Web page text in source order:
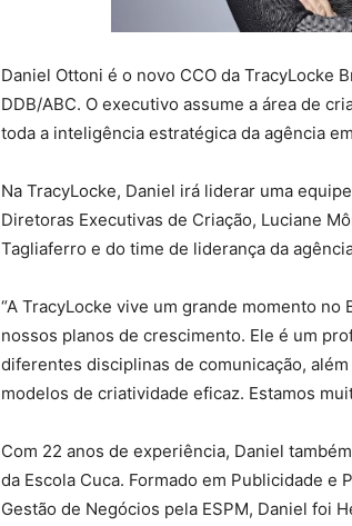
Daniel Ottoni é o novo CCO da TracyLocke
DDB/ABC. O executivo assume a área de
toda a inteligência estratégica da agência
Na TracyLocke, Daniel irá liderar uma
Diretoras Executivas de Criação, Luciane
Tagliaferro e do time de liderança da
“A TracyLocke vive um grande momento
nossos planos de crescimento. Ele é um
diferentes disciplinas de comunicação,
modelos de criatividade eficaz. Estamos
Com 22 anos de experiência, Daniel
da Escola Cuca. Formado em Publicidade e
Gestão de Negócios pela ESPM, Daniel foi